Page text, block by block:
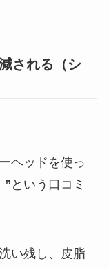
される（シ
ヘッドを使っ
” という口コミ
い残し、皮脂